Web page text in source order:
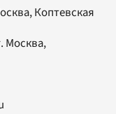
Коптевская
Москва,